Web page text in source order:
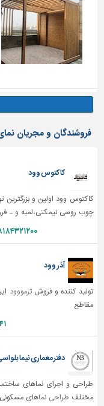
فروشندگان و مجریان
کاکتوس وود
کاکتوس وود اولین و بزرگترین
چوب روسی نیمکتی،لمبه و ..
آذر وود
تولید کننده و فروشترمووود
مقاطع
دفتر معماری نیما
طراحی و اجرای نماهای
مختلف طراحی نماهای